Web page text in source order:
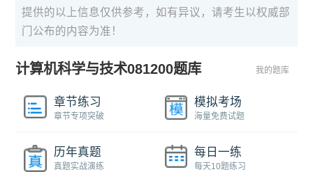
提供的以上信息仅供参考，如有异议，请考生以权威部
门公布的内容为准！
计算机科学与技术081200题库 我的题库
章节练习
章节专项突破
模拟考场
海量免费试题
历年真题
真题实战演练
每日一练
每天10题练习